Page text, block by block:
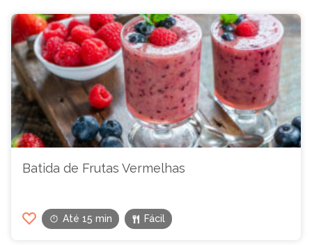
Batida de Frutas Vermelhas
Até 15 min Fácil